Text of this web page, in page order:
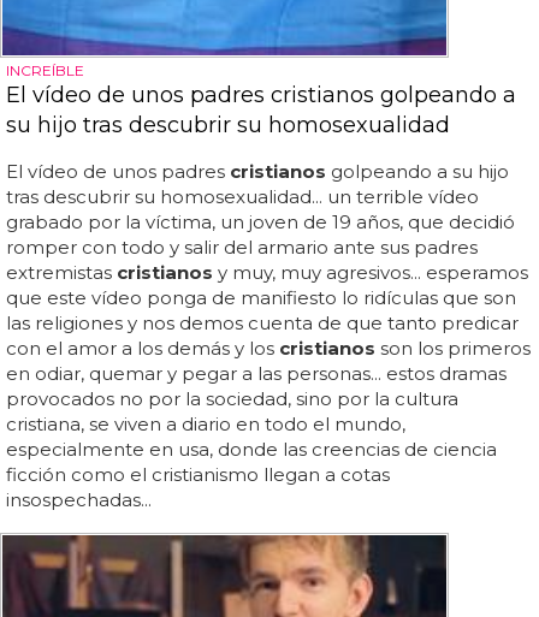
INCREÍBLE
El vídeo de unos padres cristianos golpeando a
su hijo tras descubrir su homosexualidad
El vídeo de unos padres cristianos golpeando a su hijo
tras descubrir su homosexualidad... un terrible vídeo
grabado por la víctima, un joven de 19 años, que decidió
romper con todo y salir del armario ante sus padres
extremistas cristianos y muy, muy agresivos... esperamos
que este vídeo ponga de manifiesto lo ridículas que son
las religiones y nos demos cuenta de que tanto predicar
con el amor a los demás y los cristianos son los primeros
en odiar, quemar y pegar a las personas... estos dramas
provocados no por la sociedad, sino por la cultura
cristiana, se viven a diario en todo el mundo,
especialmente en usa, donde las creencias de ciencia
ficción como el cristianismo llegan a cotas
insospechadas...